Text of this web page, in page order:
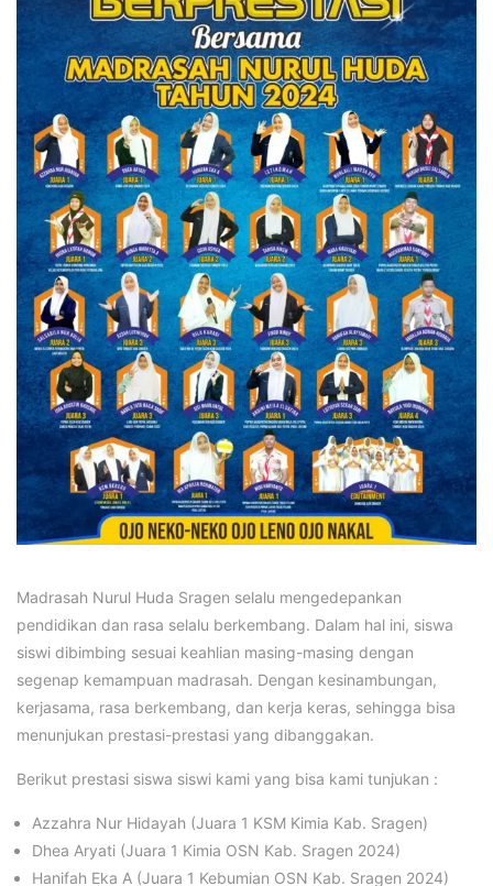
Madrasah Nurul Huda Sragen selalu mengedepankan
pendidikan dan rasa selalu berkembang. Dalam hal ini, siswa
siswi dibimbing sesuai keahlian masing-masing dengan
segenap kemampuan madrasah. Dengan kesinambungan,
kerjasama, rasa berkembang, dan kerja keras, sehingga bisa
menunjukan prestasi-prestasi yang dibanggakan.
Berikut prestasi siswa siswi kami yang bisa kami tunjukan :
Azzahra Nur Hidayah (Juara 1 KSM Kimia Kab. Sragen)
Dhea Aryati (Juara 1 Kimia OSN Kab. Sragen 2024)
Hanifah Eka A (Juara 1 Kebumian OSN Kab. Sragen 2024)